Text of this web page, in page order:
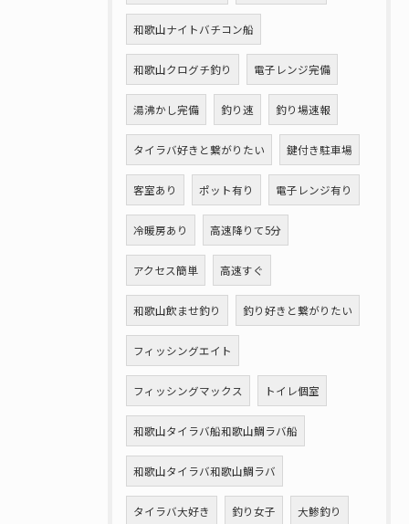
和歌山ナイトバチコン船
和歌山クログチ釣り 電子レンジ完備
湯沸かし完備 釣り速 釣り場速報
タイラバ好きと繋がりたい 鍵付き駐車場
客室あり ポット有り 電子レンジ有り
冷暖房あり 高速降りて5分
アクセス簡単 高速すぐ
和歌山飲ませ釣り 釣り好きと繋がりたい
フィッシングエイト
フィッシングマックス トイレ個室
和歌山タイラバ船和歌山鯛ラバ船
和歌山タイラバ和歌山鯛ラバ
タイラバ大好き 釣り女子 大鯵釣り